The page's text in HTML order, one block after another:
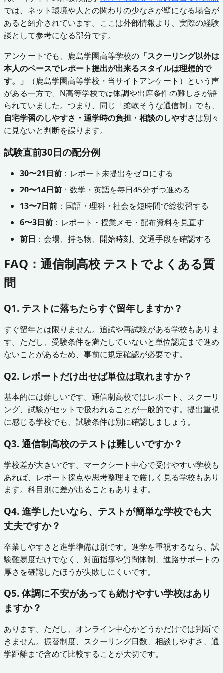
では、ネット環境や人との関わりの少なさが壁になる場合が
あると紹介されています。ここは外部情報より、実際の経験
談として参考になる部分です。
アンケートでも、鹿島学園高等学校の 「スクーリング以外は
本人のペースでレポート提出が出来るスタイルは理想的で
す。」
（鹿島学園高等学校・当サイトアンケート）という声
がある一方で、N高等学校では体調や出席条件の難しさが語
られていました。つまり、同じ「柔軟そうな通信制」でも、
自宅学習のしやすさ・通学時の負担・相談のしやすさは別々
に見ないと判断を誤ります。
試験直前30日の配分例
30〜21日前 ：レポート未提出をゼロにする
20〜14日前 ：数学・英語を毎日45分ずつ進める
13〜7日前 ：国語・理科・社会を短時間で総復習する
6〜3日前 ：レポート・授業メモ・配布資料を見直す
前日 ：会場、持ち物、開始時刻、交通手段を確認する
FAQ：通信制高校 テストでよくある質
問
Q1. テストに落ちたらすぐ留年しますか？
すぐ留年とは限りません。追試や再試験がある学校もありま
す。ただし、受験条件を満たしていないと単位認定まで進め
ないことがあるため、事前に規定確認が必要です。
Q2. レポートだけ出せば単位は取れますか？
基本的には難しいです。通信制高校ではレポート、スクーリ
ング、試験がセットで扱われることが一般的です。提出重視
に感じる学校でも、試験条件は別に確認しましょう。
Q3. 通信制高校のテストは難しいですか？
学校差が大きいです。マークシート中心で受けやすい学校も
あれば、レポート採点や思考整理まで厳しく見る学校もあり
ます。科目別に差が出ることもあります。
Q4. 進学したいなら、テストが簡単な学校でも大
丈夫ですか？
卒業しやすさと進学準備は別です。進学を重視するなら、試
験難易度だけでなく、対面指導や質問体制、進路サポートの
厚さを確認したほうが失敗しにくいです。
Q5. 体調に不安があっても続けやすい学校はあり
ますか？
あります。ただし、オンライン中心かどうかだけでは判断で
きません。振替制度、スクーリング日数、相談しやすさ、通
学距離まで含めて比較することが大切です。